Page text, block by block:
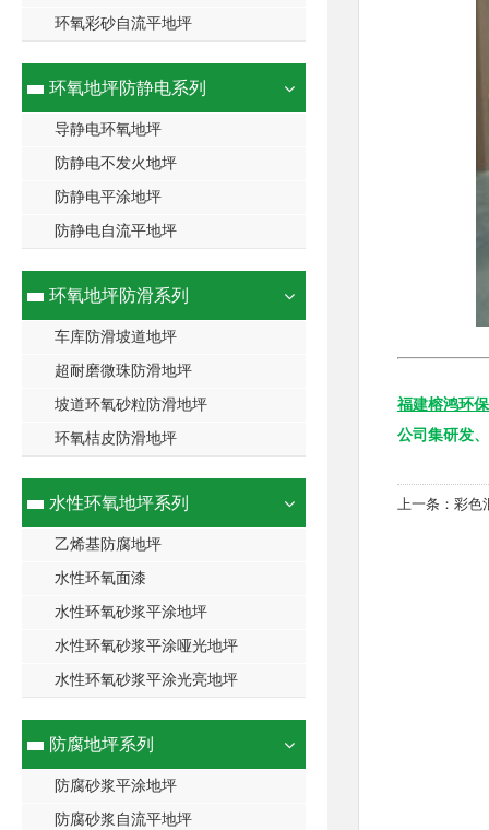
环氧彩砂自流平地坪
环氧地坪防静电系列
导静电环氧地坪
防静电不发火地坪
防静电平涂地坪
防静电自流平地坪
环氧地坪防滑系列
车库防滑坡道地坪
超耐磨微珠防滑地坪
坡道环氧砂粒防滑地坪
环氧桔皮防滑地坪
水性环氧地坪系列
乙烯基防腐地坪
水性环氧面漆
水性环氧砂浆平涂地坪
水性环氧砂浆平涂哑光地坪
水性环氧砂浆平涂光亮地坪
防腐地坪系列
防腐砂浆平涂地坪
防腐砂浆自流平地坪
福建榕鸿环
公司集研发
上一条： 彩色